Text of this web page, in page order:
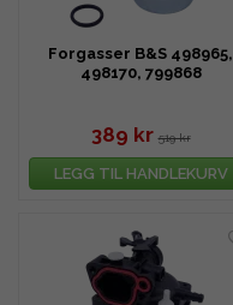
Forgasser B&S 498965,
498170, 799868
389 kr 519 kr
LEGG TIL HANDLEKURV